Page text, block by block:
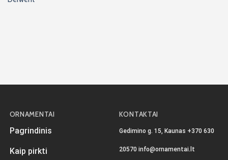
ORNAMENTAI
Pagrindinis
Kaip pirkti
KONTAKTAI
Gedimino g. 15, Kaunas +370 630
20570 info@ornamentai.lt